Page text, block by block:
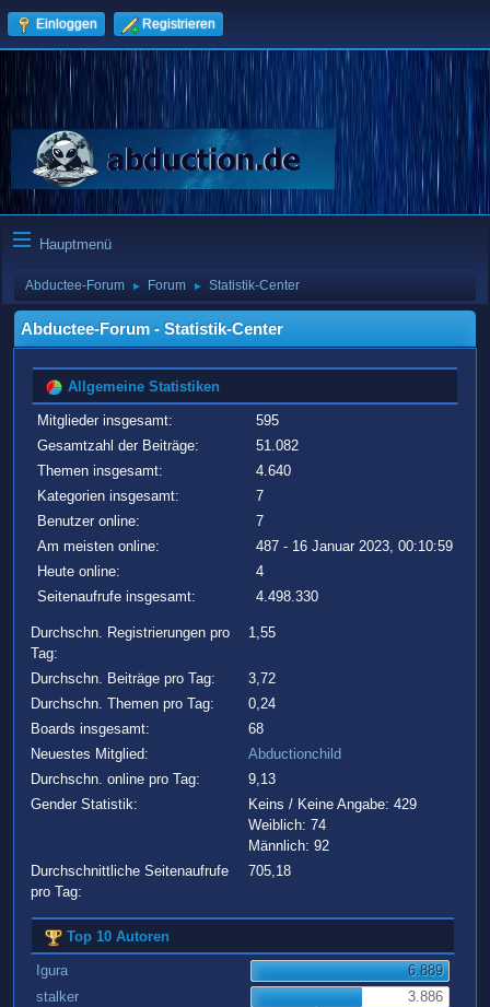
Einloggen Registrieren
Hauptmenü
Abductee-Forum ► Forum ► Statistik-Center
Abductee-Forum - Statistik-Center
Allgemeine Statistiken
Mitglieder insgesamt:
595
Gesamtzahl der Beiträge:
51.082
Themen insgesamt:
4.640
Kategorien insgesamt:
7
Benutzer online:
7
Am meisten online:
487 - 16 Januar 2023, 00:10:59
Heute online:
4
Seitenaufrufe insgesamt:
4.498.330
Durchschn. Registrierungen pro
Tag:
1,55
Durchschn. Beiträge pro Tag:
3,72
Durchschn. Themen pro Tag:
0,24
Boards insgesamt:
68
Neuestes Mitglied:
Abductionchild
Durchschn. online pro Tag:
9,13
Gender Statistik:
Keins / Keine Angabe: 429
Weiblich: 74
Männlich: 92
Durchschnittliche Seitenaufrufe
pro Tag:
705,18
Top 10 Autoren
Igura
6.889
stalker
3.886